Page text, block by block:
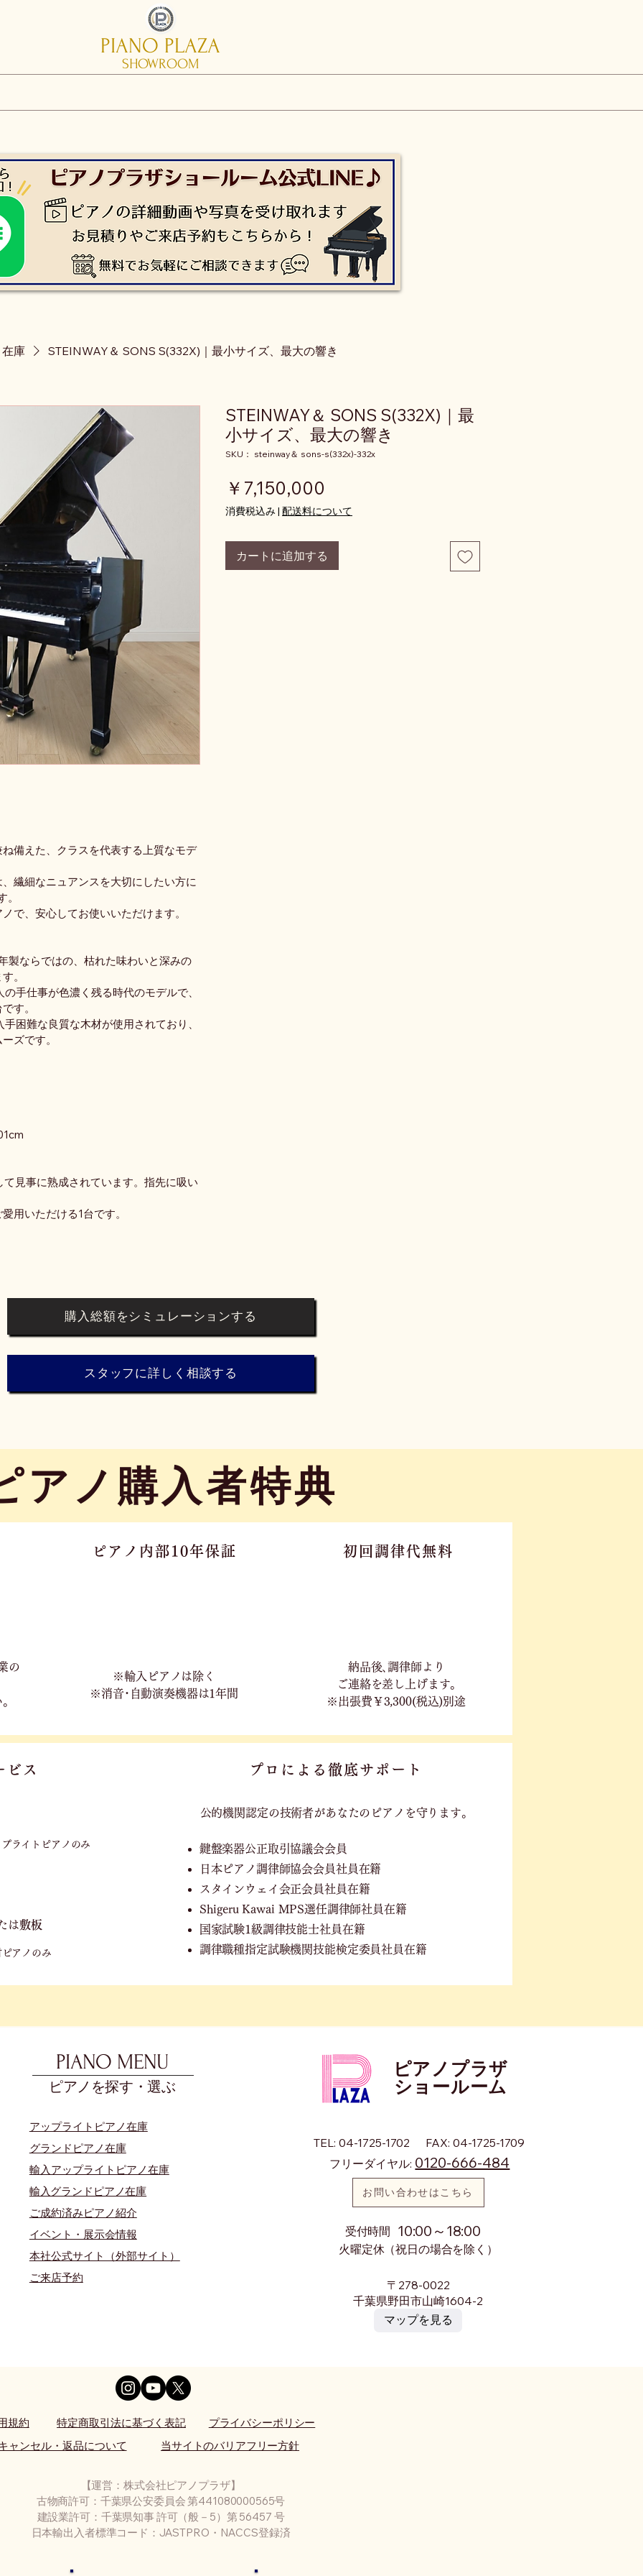
PIANO PLAZA
SHOWROOM
庫 STEINWAY＆ SONS S(332X)｜最小サイズ、最大の響き
備えた、クラスを代表する上質なモデ
繊細なニュアンスを大切にしたい方に
で、安心してお使いいただけます。
製ならではの、枯れた味わいと深みの
。
手仕事が色濃く残る時代のモデルで、
す。
困難な良質な木材が使用されており、
ズです。
見事に熟成されています。指先に吸い
用いただける1台です。
STEINWAY＆ SONS S(332X)｜最
小サイズ、最大の響き
SKU： steinway＆ sons-s(332x)-332x
￥7,150,000
消費税込み| 配送料について
カートに追加する
購入総額をシミュレーションする
スタッフに詳しく相談する
アノ購入者特典
の
ピアノ内部10年保証
※輸入ピアノは除く
※消音･自動演奏機器は1年間
初回調律代無料
​納品後､調律師より
ご連絡を差し上げます｡
※出張費￥3,300(税込)別途
ビス
ライトピアノのみ
は敷板
アノのみ
プロによる徹底サポート
公的機関認定の技術者があなたのピアノを守ります。
鍵盤楽器公正取引協議会会員
日本ピアノ調律師協会会員社員在籍
スタインウェイ会正会員社員在籍
Shigeru Kawai MPS選任調律師社員在籍
国家試験1級調律技能士社員在籍
調律職種指定試験機関技能検定委員社員在籍
PIANO MENU
ピアノを探す・選ぶ
アップライトピアノ在庫
グランドピアノ在庫
輸入アップライトピアノ在庫
​輸入グランドピアノ在庫
​ご成約済みピアノ紹介
イベント・展示会情報
本社公式サイト（外部サイト）
​ご来店予約
ピアノプラザ
​ショールーム
TEL: 04-1725-1702
FAX: 04-1725-1709
フリーダイヤル: 0120-666-484
お問い合わせはこちら
​受付時間 10:00～18:00
火曜定休（祝日の場合を除く）
〒278-0022
千葉県野田市山崎1604-2
マップを見る
規約 特定商取引法に基づく表記
プライバシーポリシー
ャンセル・返品について
当サイトのバリアフリー方針
【運営：株式会社ピアノプラザ】
古物商許可：千葉県公安委員会 第441080000565号
建設業許可：千葉県知事 許可（般－5）第 56457 号
日本輸出入者標準コード：JASTPRO・NACCS登録済